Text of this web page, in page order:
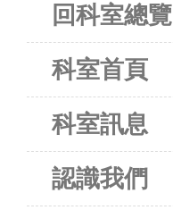
回科室總覽
科室首頁
科室訊息
認識我們